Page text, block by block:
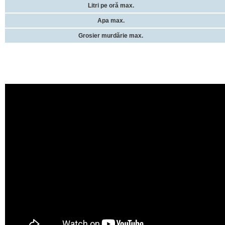
Litri pe oră max.
Apa max.
Grosier murdărie max.